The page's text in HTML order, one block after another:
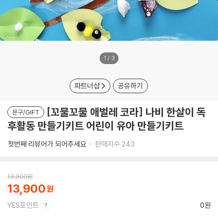
1 / 3
파트너샵 공유하기
문구/GIFT
[꼬물꼬물 애벌레 코라] 나비 한살이 독
후활동 만들기키트 어린이 유아 만들기키트
첫번째 리뷰어가 되어주세요 판매지수 243
13,900원
13,900
YES포인트 0원